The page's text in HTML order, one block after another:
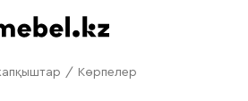
/ Көрпелер